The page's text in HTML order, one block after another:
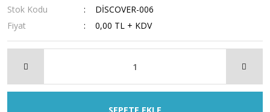
Stok Kodu
DİSCOVER-006
Fiyat
0,00 TL + KDV
SEPETE EKLE